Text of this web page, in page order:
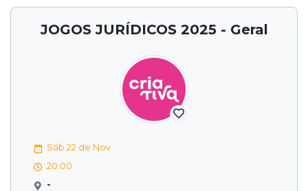
JOGOS JURÍDICOS 2025 - Geral
Sáb 22 de Nov
20:00
-